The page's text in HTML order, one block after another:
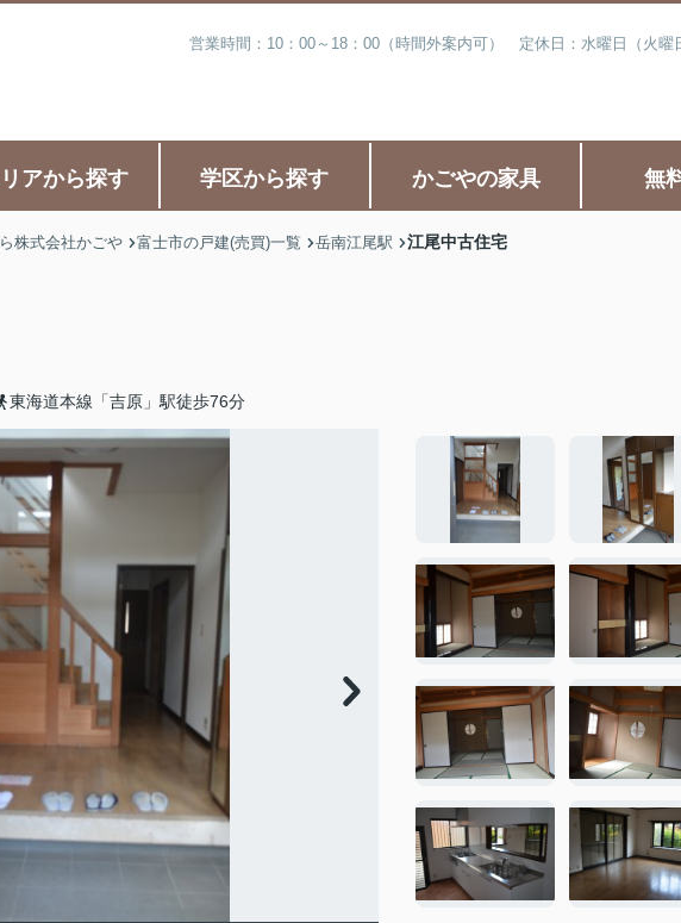
営業時間：10：00～18：00（時間外案内可） 定休日：水曜日（火
アから探す 学区から探す かごやの家具 無
株式会社かごや 富士市の戸建(売買)一覧 岳南江尾駅 江尾中古住宅
東海道本線「吉原」駅徒歩76分